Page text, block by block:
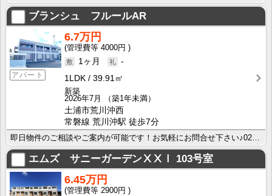
ブランシュ フルールAR
アパート
6.7万円
4000円
1ヶ月
-
1LDK
39.91㎡
新築
2026年7月
（築1年未満）
土浦市荒川沖西
常磐線 荒川沖駅 徒歩7分
エムズ サニーガーデンⅩⅩⅠ 103号室
6.45万円
2900円